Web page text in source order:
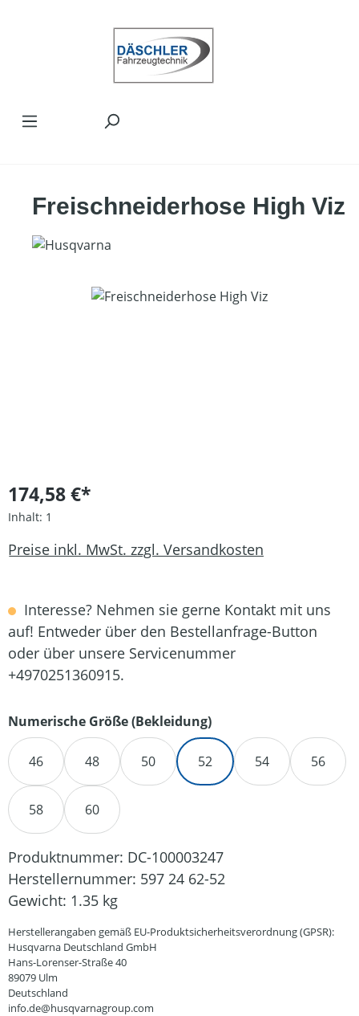
Freischneiderhose High Viz
Bildergalerie überspringen
174,58 €*
Inhalt: 1
Preise inkl. MwSt. zzgl. Versandkosten
Interesse? Nehmen sie gerne Kontakt mit uns
auf! Entweder über den Bestellanfrage-Button
oder über unsere Servicenummer
+4970251360915.
Numerische Größe (Bekleidung)auswählen
46 48 50 52 54 56
58 60
Produktnummer: DC-100003247
Herstellernummer: 597 24 62-52
Gewicht: 1.35 kg
Herstellerangaben gemäß EU-Produktsicherheitsverordnung (GPSR):
Husqvarna Deutschland GmbH
Hans-Lorenser-Straße 40
89079 Ulm
Deutschland
info.de@husqvarnagroup.com